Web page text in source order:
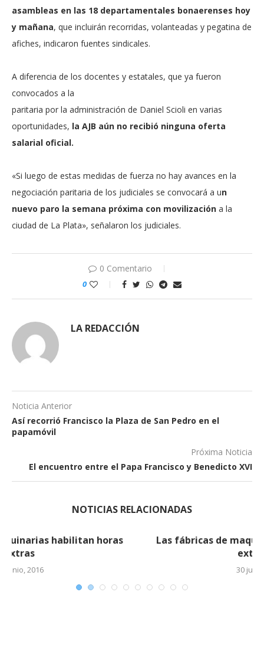
asambleas en las 18 departamentales bonaerenses hoy
y mañana, que incluirán recorridas, volanteadas y pegatina de
afiches, indicaron fuentes sindicales.
A diferencia de los docentes y estatales, que ya fueron
convocados a la
paritaria por la administración de Daniel Scioli en varias
oportunidades, la AJB aún no recibió ninguna oferta
salarial oficial.
«Si luego de estas medidas de fuerza no hay avances en la
negociación paritaria de los judiciales se convocará a un
nuevo paro la semana próxima con movilización a la
ciudad de La Plata», señalaron los judiciales.
0 Comentario
0
LA REDACCIÓN
Noticia Anterior
Así recorrió Francisco la Plaza de San Pedro en el
papamóvil
Próxima Noticia
El encuentro entre el Papa Francisco y Benedicto XVI
NOTICIAS RELACIONADAS
Las fábricas de maquinarias habilitan horas